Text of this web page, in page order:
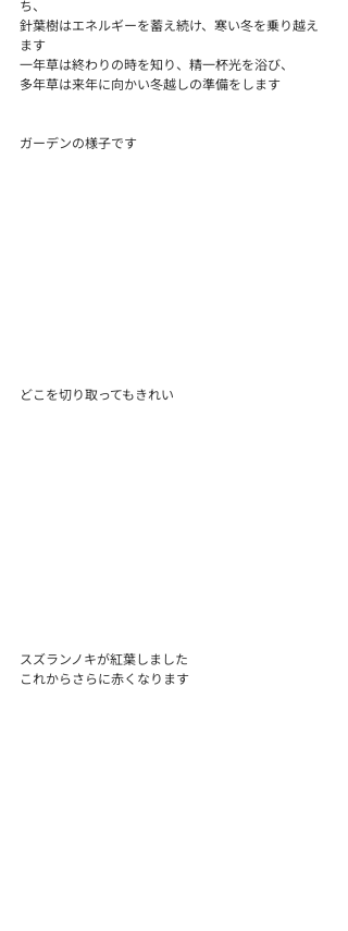
ち、
針葉樹はエネルギーを蓄え続け、寒い冬を乗り越え
ます
一年草は終わりの時を知り、精一杯光を浴び、
多年草は来年に向かい冬越しの準備をします
ガーデンの様子です
どこを切り取ってもきれい
スズランノキが紅葉しました
これからさらに赤くなります